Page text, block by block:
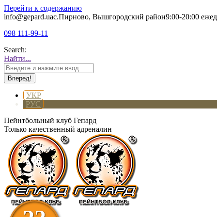
Перейти к содержанию
info@gepard.uaс.Пирново, Вышгородский район9:00-20:00
098 111-99-11
Search:
Найти...
УКР
РУС
Пейнтбольный клуб Гепард
Только качественный адреналин